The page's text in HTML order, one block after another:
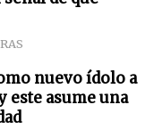
nuevo ídolo a
este asume una